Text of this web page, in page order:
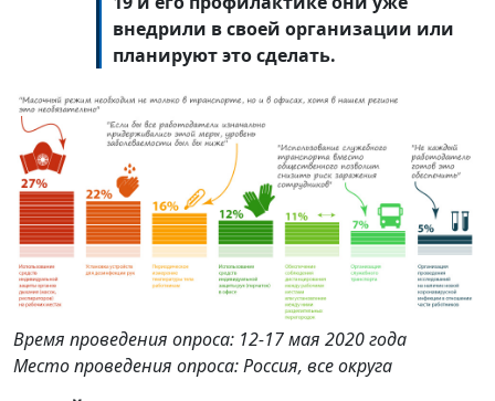
внедрили в своей организации или
планируют это сделать.
Время проведения опроса: 12-17 мая 2020 года
Место проведения опроса: Россия, все округа